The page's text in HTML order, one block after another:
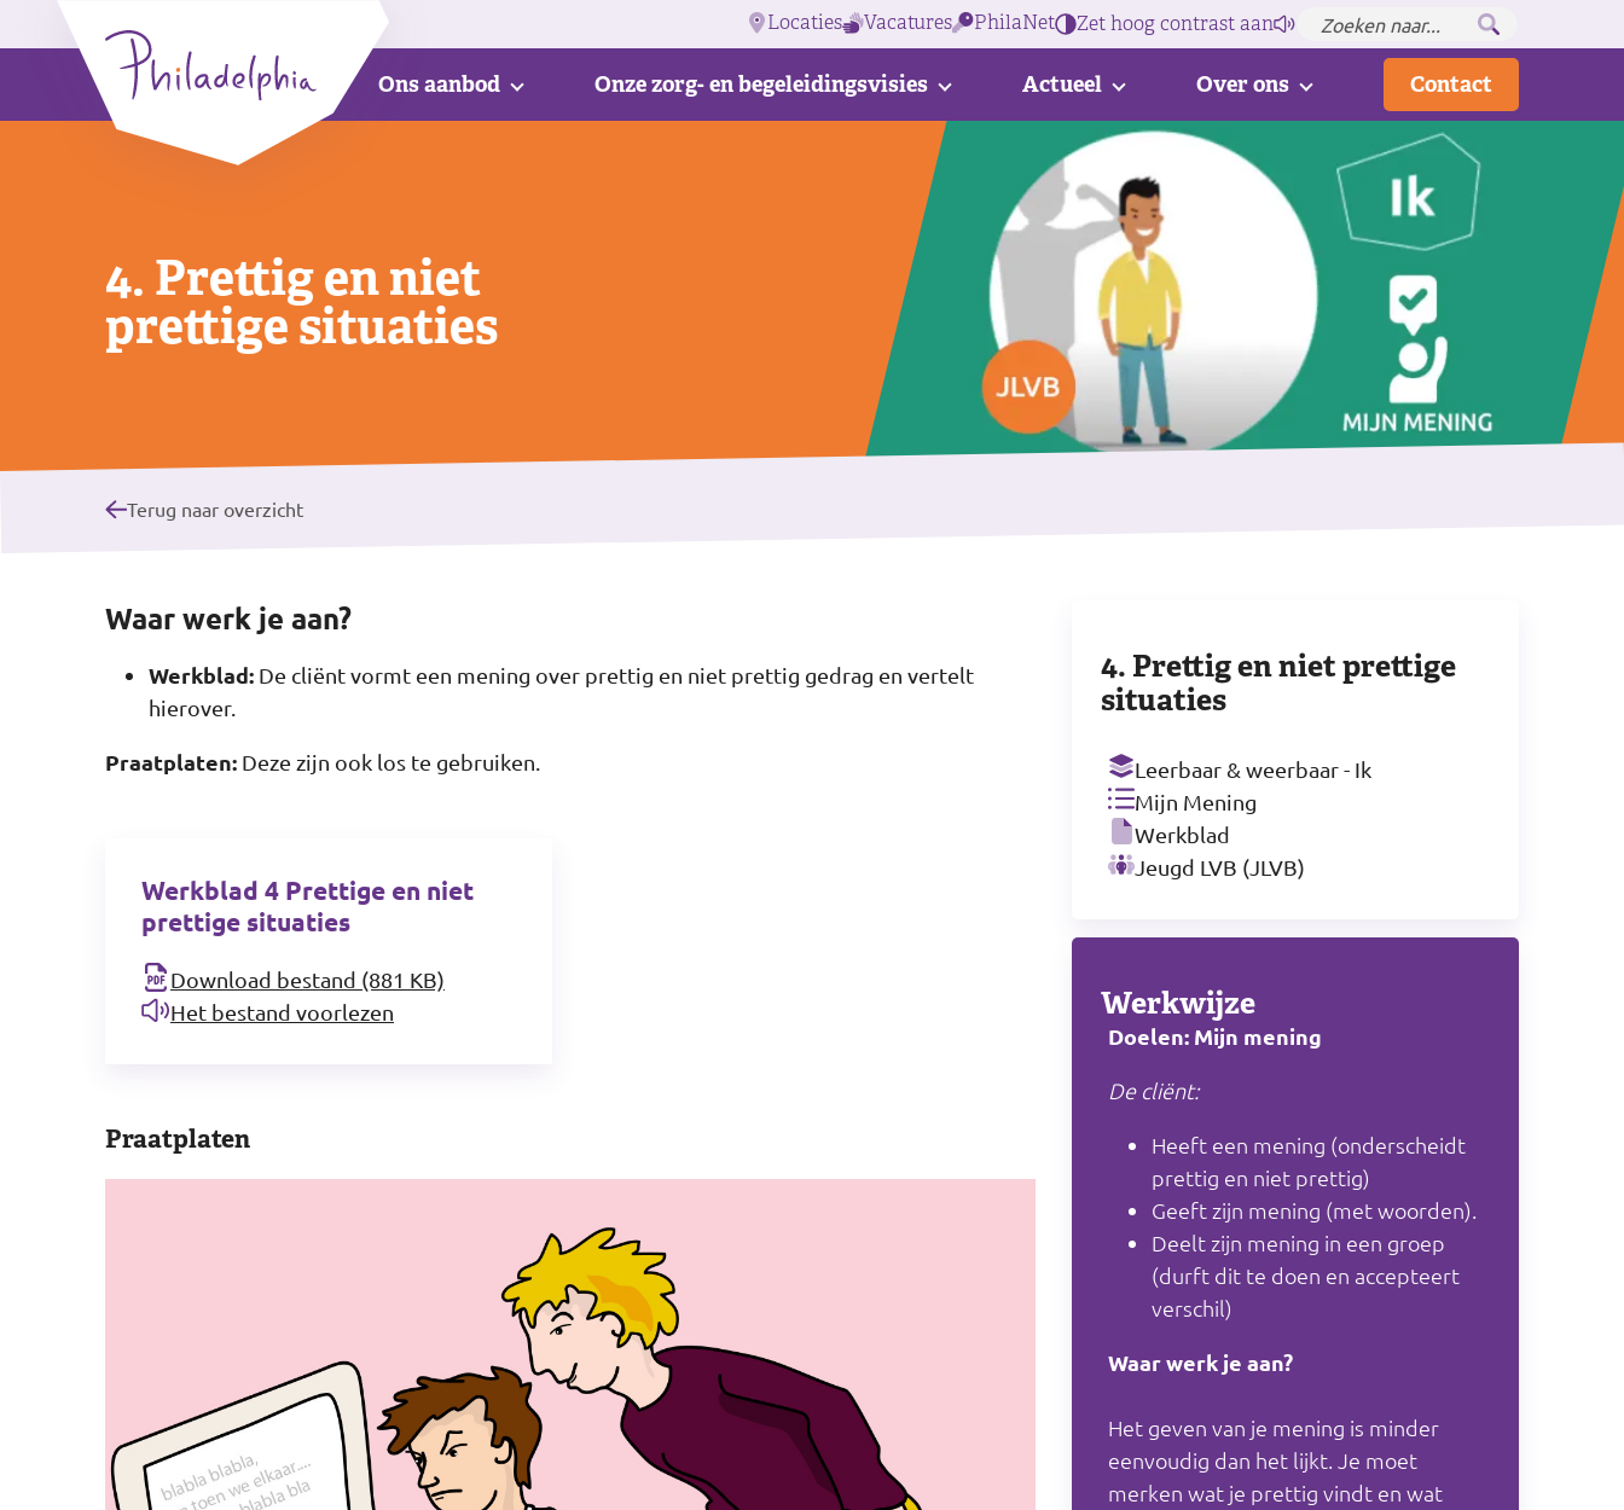
Locaties Vacatures PhilaNet Zet hoog contrast aan
Ons aanbod Onze zorg- en begeleidingsvisies Actueel Over ons Contact
4. Prettig en niet
prettige situaties
Terug naar overzicht
Waar werk je aan?
Werkblad: De cliënt vormt een mening over prettig en niet prettig gedrag en vertelt
hierover.
Praatplaten: Deze zijn ook los te gebruiken.
Werkblad 4 Prettige en niet
prettige situaties
Download bestand (881 KB)
Het bestand voorlezen
Praatplaten
4. Prettig en niet prettige
situaties
Leerbaar & weerbaar - Ik
Mijn Mening
Werkblad
Jeugd LVB (JLVB)
Werkwijze
Doelen: Mijn mening
De cliënt:
Heeft een mening (onderscheidt
prettig en niet prettig)
Geeft zijn mening (met woorden).
Deelt zijn mening in een groep
(durft dit te doen en accepteert
verschil)
Waar werk je aan?
Het geven van je mening is minder
eenvoudig dan het lijkt. Je moet
merken wat je prettig vindt en wat